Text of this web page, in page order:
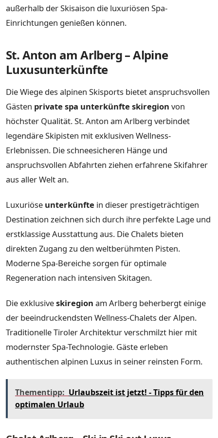
außerhalb der Skisaison die luxuriösen Spa-
Einrichtungen genießen können.
St. Anton am Arlberg – Alpine
Luxusunterkünfte
Die Wiege des alpinen Skisports bietet anspruchsvollen
Gästen private spa unterkünfte skiregion von
höchster Qualität. St. Anton am Arlberg verbindet
legendäre Skipisten mit exklusiven Wellness-
Erlebnissen. Die schneesicheren Hänge und
anspruchsvollen Abfahrten ziehen erfahrene Skifahrer
aus aller Welt an.
Luxuriöse unterkünfte in dieser prestigeträchtigen
Destination zeichnen sich durch ihre perfekte Lage und
erstklassige Ausstattung aus. Die Chalets bieten
direkten Zugang zu den weltberühmten Pisten.
Moderne Spa-Bereiche sorgen für optimale
Regeneration nach intensiven Skitagen.
Die exklusiveskiregion am Arlberg beherbergt einige
der beeindruckendsten Wellness-Chalets der Alpen.
Traditionelle Tiroler Architektur verschmilzt hier mit
modernster Spa-Technologie. Gäste erleben
authentischen alpinen Luxus in seiner reinsten Form.
Thementipp: Urlaubszeit ist jetzt! - Tipps für den
optimalen Urlaub